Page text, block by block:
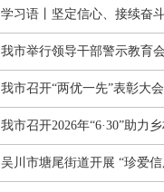
学习语丨坚定信心、接续奋
我市举行领导干部警示教育
我市召开“两优一先”表彰大会
我市召开2026年“6·30”助力
吴川市塘尾街道开展 “珍爱